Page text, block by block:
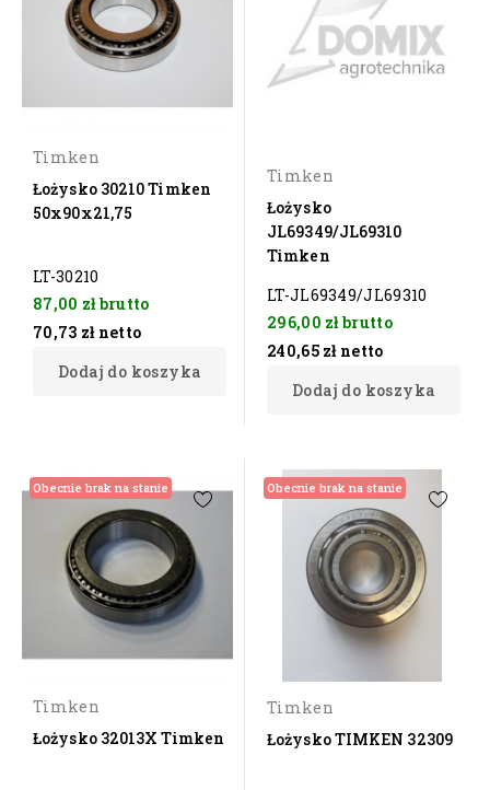
Timken
Łożysko 30210 Timken
50x90x21,75
LT-30210
87,00 złbrutto
70,73 zł netto
Dodaj do koszyka
Timken
Łożysko
JL69349/JL69310
Timken
LT-JL69349/JL69310
296,00 złbrutto
240,65 zł netto
Dodaj do koszyka
Obecnie brak na stanie
Timken
Łożysko 32013X Timken
Obecnie brak na stanie
Timken
Łożysko TIMKEN 32309